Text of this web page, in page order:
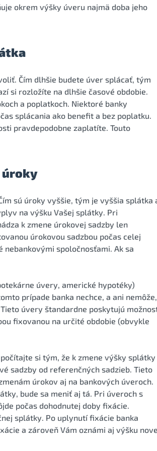
okrem výšky úveru najmä doba jeho
Čím dlhšie budete úver splácať, tým
si rozložíte na dlhšie časové obdobie.
a poplatkoch. Niektoré banky
splácania ako benefit a bez poplatku.
pravdepodobne zaplatíte. Touto
úroky
sú úroky vyššie, tým je vyššia splátka
na výšku Vašej splátky. Pri
k zmene úrokovej sadzby len
úrokovou sadzbou počas celej
spoločnosťami. Ak sa
úvery, americké hypotéky)
prípade banka nechce, a ani nemôže,
úvery štandardne poskytujú
fixovanou na určité obdobie (obvykle
si tým, že k zmene výšky splátky
sadzby od referenčných sadzieb. Tieto
úrokov aj na bankových úveroch.
bude sa meniť aj tá. Pri úveroch s
počas dohodnutej doby fixácie.
splátky. Po uplynutí fixácie banka
a zároveň Vám oznámi aj výšku